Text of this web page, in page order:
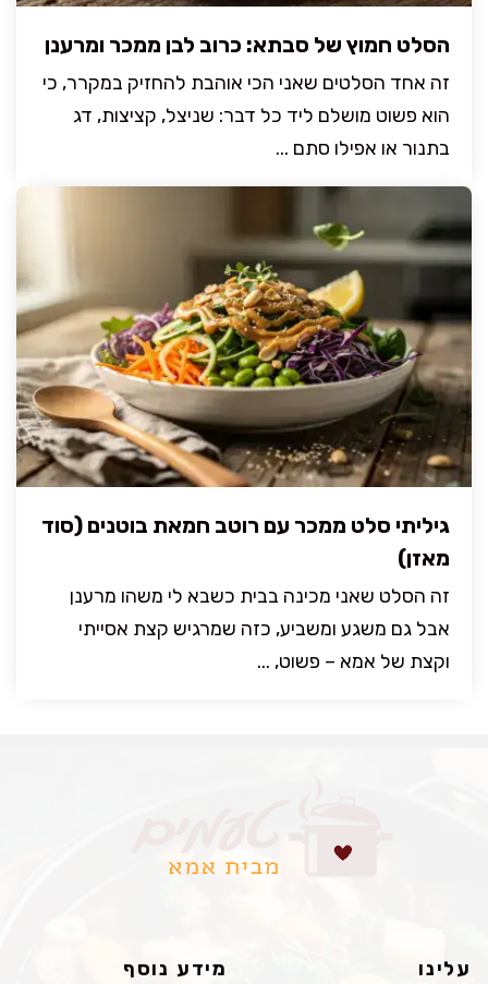
הסלט חמוץ של סבתא: כרוב לבן ממכר ומרענן
זה אחד הסלטים שאני הכי אוהבת להחזיק במקרר, כי
הוא פשוט מושלם ליד כל דבר: שניצל, קציצות, דג
בתנור או אפילו סתם ...
גיליתי סלט ממכר עם רוטב חמאת בוטנים (סוד
מאזן)
זה הסלט שאני מכינה בבית כשבא לי משהו מרענן
אבל גם משגע ומשביע, כזה שמרגיש קצת אסייתי
וקצת של אמא – פשוט, ...
עלינו מידע נוסף